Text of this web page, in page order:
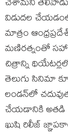
చేశామని
విడుదల
మాత్రం
మణిరత్నంతో సహా
చిత్రాన్ని
తెలుగు సినిమా
లండన్‌లో
చేయడానికి అతడి
ఖుషి రిలీజ్